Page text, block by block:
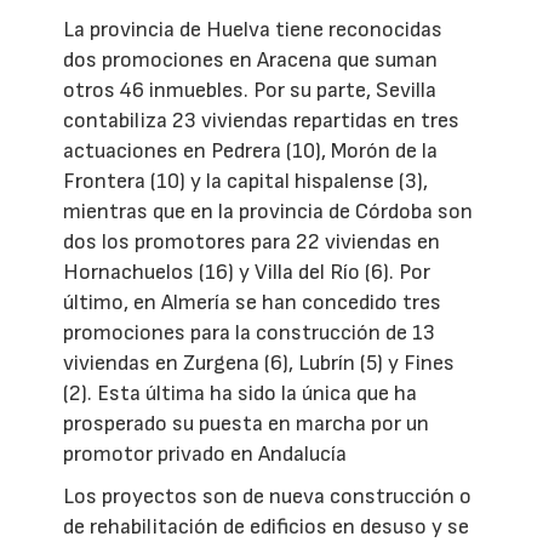
La provincia de Huelva tiene reconocidas
dos promociones en Aracena que suman
otros 46 inmuebles. Por su parte, Sevilla
contabiliza 23 viviendas repartidas en tres
actuaciones en Pedrera (10), Morón de la
Frontera (10) y la capital hispalense (3),
mientras que en la provincia de Córdoba son
dos los promotores para 22 viviendas en
Hornachuelos (16) y Villa del Río (6). Por
último, en Almería se han concedido tres
promociones para la construcción de 13
viviendas en Zurgena (6), Lubrín (5) y Fines
(2). Esta última ha sido la única que ha
prosperado su puesta en marcha por un
promotor privado en Andalucía
Los proyectos son de nueva construcción o
de rehabilitación de edificios en desuso y se